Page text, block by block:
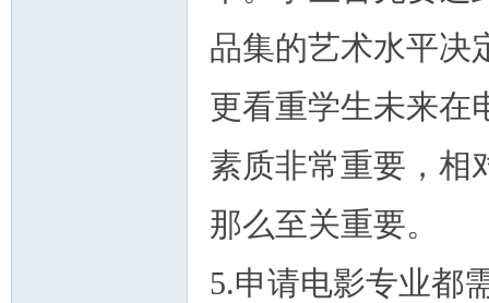
品集的艺术水平决
更看重学生未来在
素质非常重要，相
那么至关重要。
5.申请电影专业都